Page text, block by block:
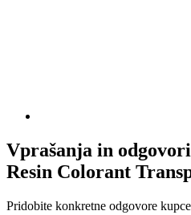
Vprašanja in
Resin Colorant
Pridobite konkretne odgovore